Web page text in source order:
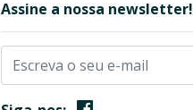
Assine a nossa newsletter!